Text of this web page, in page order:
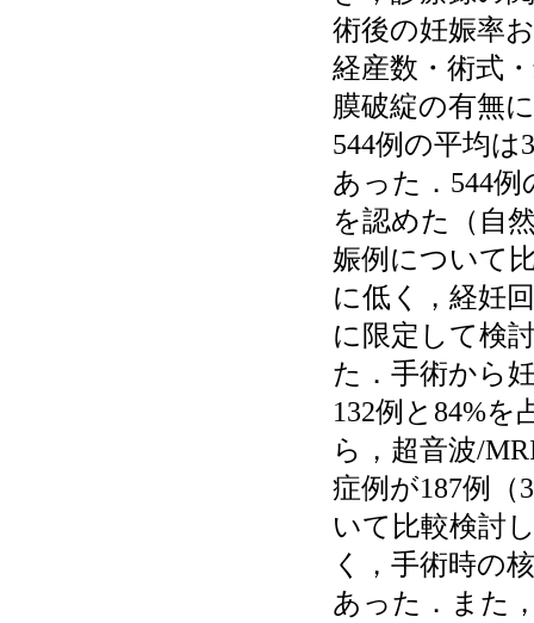
術後の妊娠率
経産数・術式
膜破綻の有無
544例の平均は
あった．544例
を認めた（自
娠例について
に低く，経妊
に限定して検
た．手術から
132例と84%
ら，超音波/
症例が187例（
いて比較検討
く，手術時の
あった．また